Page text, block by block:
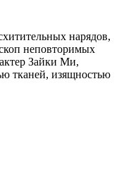
нарядов,
неповторимых
Зайки Ми,
тканей, изящностью